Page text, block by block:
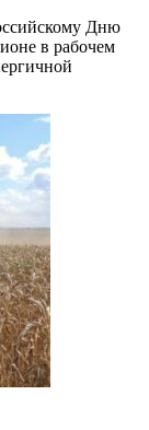
Дню
в рабочем